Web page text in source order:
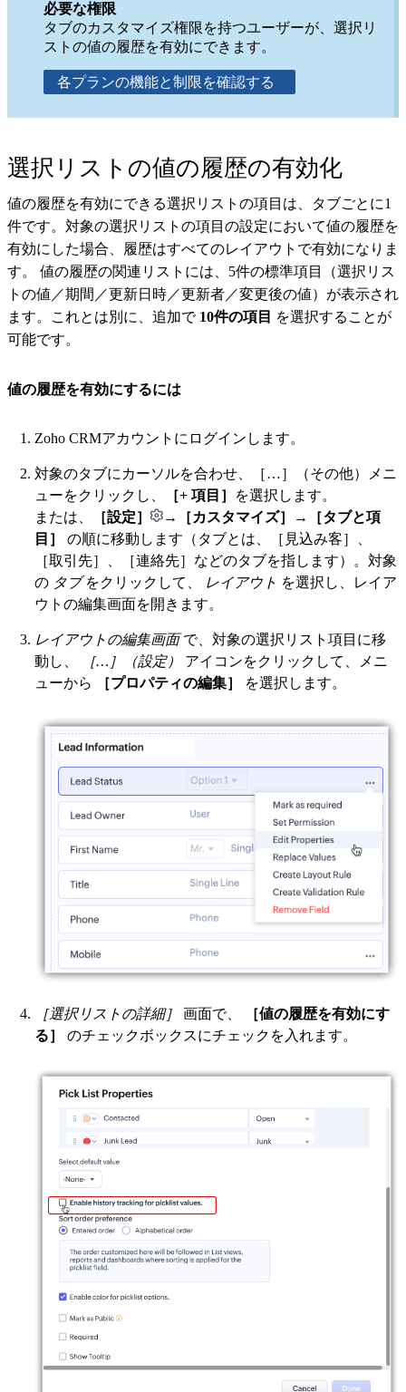
必要な権限
タブのカスタマイズ権限を持つユーザーが、選択リ
ストの値の履歴を有効にできます。
各プランの機能と制限を確認する
選択リストの値の履歴の有効化
値の履歴を有効にできる選択リストの項目は、タブごとに1
件です。対象の選択リストの項目の設定において値の履歴を
有効にした場合、履歴はすべてのレイアウトで有効になりま
す。 値の履歴の関連リストには、5件の標準項目（選択リス
トの値／期間／更新日時／更新者／変更後の値）が表示され
ます。これとは別に、追加で 10件の項目 を選択することが
可能です。
値の履歴を有効にするには
Zoho CRMアカウントにログインします。
対象のタブにカーソルを合わせ、［…］（その他）メニ
ューをクリックし、
［+ 項目］
を選択します。
または、
［設定］
→［カスタマイズ］→［タブと項
目］ の順に移動します（タブとは、［見込み客］、
［取引先］、［連絡先］などのタブを指します）。対象
の タブをクリックして、 レイアウト を選択し、レイア
ウトの編集画面を開きます。
レイアウトの編集画面で、対象の選択リスト項目に移
動し、
［…］（設定） アイコンをクリックして、メニ
ューから
［プロパティの編集］ を選択します。
［選択リストの詳細］ 画面で、
［値の履歴を有効にす
る］ のチェックボックスにチェックを入れます。